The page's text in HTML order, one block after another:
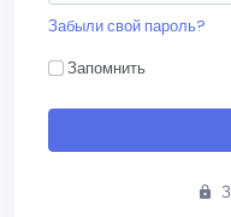
Забыли свой пароль?
Запомнить